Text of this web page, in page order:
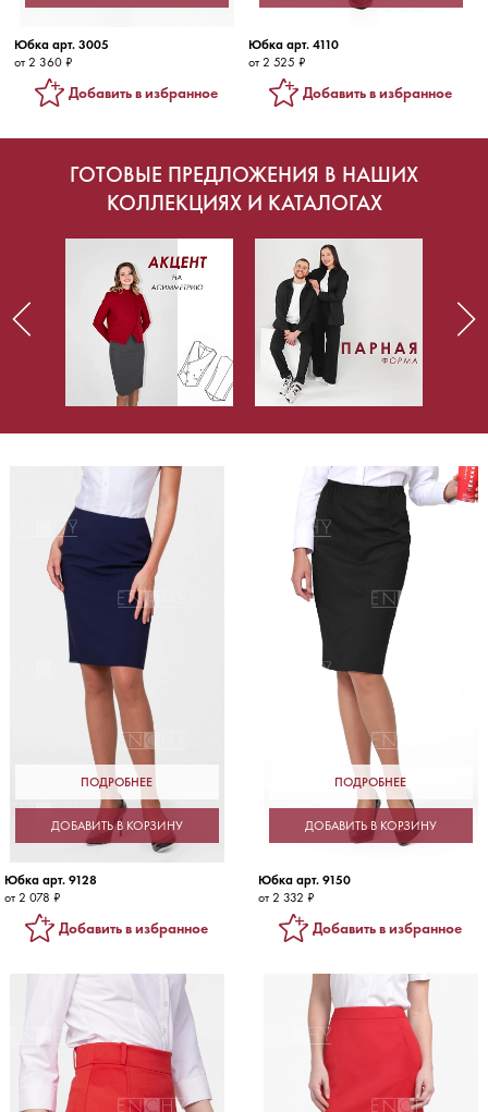
Юбка арт. 3005
от 2 360 ₽
Добавить в избранное
Юбка арт. 4110
от 2 525 ₽
Добавить в избранное
ГОТОВЫЕ ПРЕДЛОЖЕНИЯ В НАШИХ
КОЛЛЕКЦИЯХ И КАТАЛОГАХ
ПОДРОБНЕЕ
ДОБАВИТЬ В КОРЗИНУ
Юбка арт. 9128
от 2 078 ₽
Добавить в избранное
ПОДРОБНЕЕ
ДОБАВИТЬ В КОРЗИНУ
Юбка арт. 9150
от 2 332 ₽
Добавить в избранное